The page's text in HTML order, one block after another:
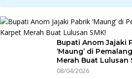
Bupati Anom Jajaki
‘Maung’ di
Merah Buat Lulusan
08/04/2026